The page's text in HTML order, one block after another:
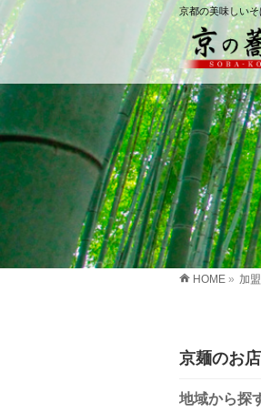
京都の美味しい
HOME » 加
京麺のお
地域から探